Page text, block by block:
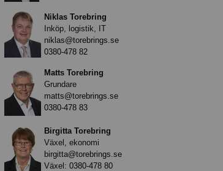
Niklas Torebring
Inköp, logistik, IT
niklas@torebrings.se
0380-478 82
Matts Torebring
Grundare
matts@torebrings.se
0380-478 83
Birgitta Torebring
Växel, ekonomi
birgitta@torebrings.se
Växel: 0380-478 80